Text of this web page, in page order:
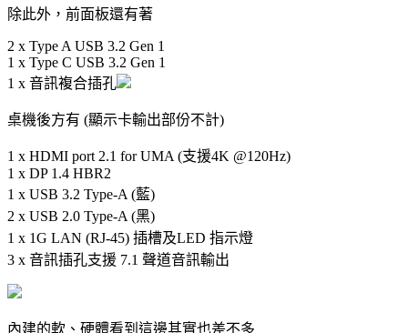
除此外，前面板還有著
2 x Type A USB 3.2 Gen 1
1 x Type C USB 3.2 Gen 1
1 x 音訊複合插孔
桌機後方有 (顯示卡輸出部份不計)
1 x HDMI port 2.1 for UMA (支援4K @120Hz)
1 x DP 1.4 HBR2
1 x USB 3.2 Type-A (藍)
2 x USB 2.0 Type-A (黑)
1 x 1G LAN (RJ-45) 插槽及LED 指示燈
3 x 音訊插孔支援 7.1 聲道音訊輸出
內建的軟、硬體看到這邊其實也差不多